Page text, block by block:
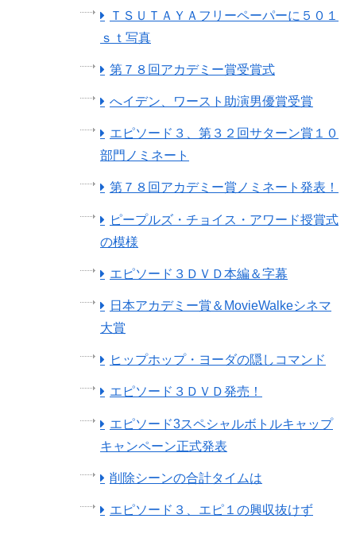
ＴＳＵＴＡＹＡフリーペーパーに５０１
ｓｔ写真
第７８回アカデミー賞受賞式
へイデン、ワースト助演男優賞受賞
エピソード３、第３２回サターン賞１０
部門ノミネート
第７８回アカデミー賞ノミネート発表！
ピープルズ・チョイス・アワード授賞式
の模様
エピソード３ＤＶＤ本編＆字幕
日本アカデミー賞＆MovieWalkeシネマ
大賞
ヒップホップ・ヨーダの隠しコマンド
エピソード３ＤＶＤ発売！
エピソード3スペシャルボトルキャップ
キャンペーン正式発表
削除シーンの合計タイムは
エピソード３、エピ１の興収抜けず